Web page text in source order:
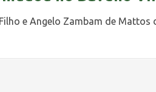
e Angelo Zambam de Mattos